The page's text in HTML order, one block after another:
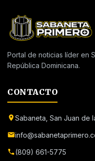
Portal de noticias líder en
República Dominicana.
CONTACTO
Sabaneta, San Juan de
(809) 661-5775